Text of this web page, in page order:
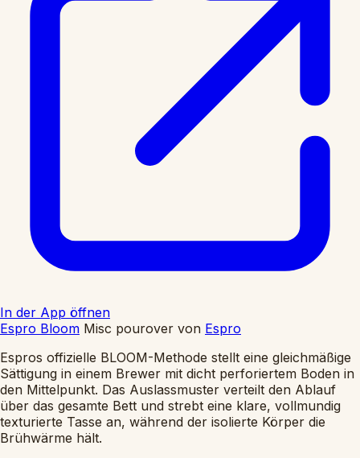
In der App öffnen
Espro Bloom Misc pourover von Espro
Espros offizielle BLOOM-Methode stellt eine gleichmäßige
Sättigung in einem Brewer mit dicht perforiertem Boden in
den Mittelpunkt. Das Auslassmuster verteilt den Ablauf
über das gesamte Bett und strebt eine klare, vollmundig
texturierte Tasse an, während der isolierte Körper die
Brühwärme hält.